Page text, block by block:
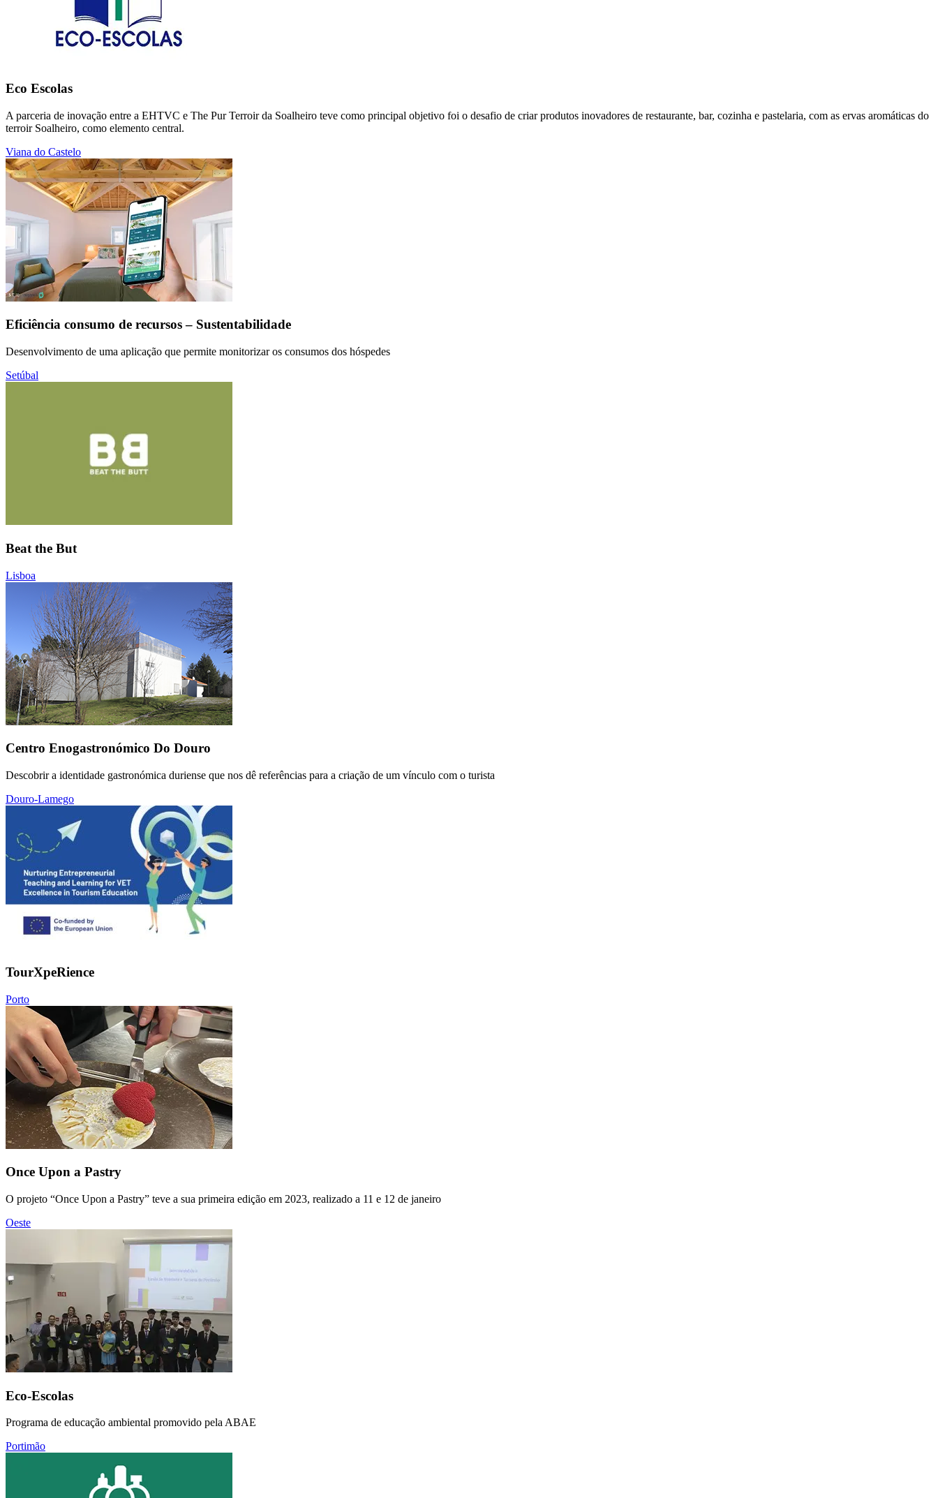
Eco Escolas
A parceria de inovação entre a EHTVC e The Pur Terroir da Soalheiro teve como principal objetivo foi o desafio de criar produtos inovadores de restaurante, bar, cozinha e pastelaria, com as ervas aromáticas do
terroir Soalheiro, como elemento central.
Viana do Castelo
Eficiência consumo de recursos – Sustentabilidade
Desenvolvimento de uma aplicação que permite monitorizar os consumos dos hóspedes
Setúbal
Beat the But
Lisboa
Centro Enogastronómico Do Douro
Descobrir a identidade gastronómica duriense que nos dê referências para a criação de um vínculo com o turista
Douro-Lamego
TourXpeRience
Porto
Once Upon a Pastry
O projeto “Once Upon a Pastry” teve a sua primeira edição em 2023, realizado a 11 e 12 de janeiro
Oeste
Eco-Escolas
Programa de educação ambiental promovido pela ABAE
Portimão